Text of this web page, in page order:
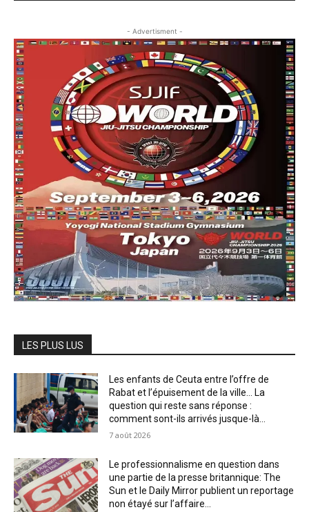
- Advertisment -
LES PLUS LUS
Les enfants de Ceuta entre l’offre de
Rabat et l’épuisement de la ville… La
question qui reste sans réponse :
comment sont-ils arrivés jusque-là...
7 août 2026
Le professionnalisme en question dans
une partie de la presse britannique: The
Sun et le Daily Mirror publient un reportage
non étayé sur l’affaire...